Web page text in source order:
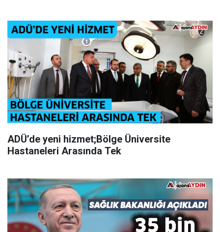
ADÜ’de yeni hizmet;Bölge Üniversite
Hastaneleri Arasında Tek